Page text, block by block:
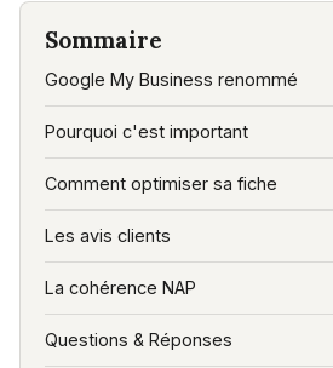
Sommaire
Google My Business renommé
Pourquoi c'est important
Comment optimiser sa fiche
Les avis clients
La cohérence NAP
Questions & Réponses